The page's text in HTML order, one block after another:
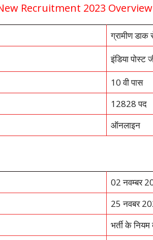
Recruitment 2023 Overview
ग्रामीण
इंडिया पोस्ट
10 वी पास
12828 पद
ऑनलाइन
02 नवम्बर
25 नवबर
भर्ती के नियम